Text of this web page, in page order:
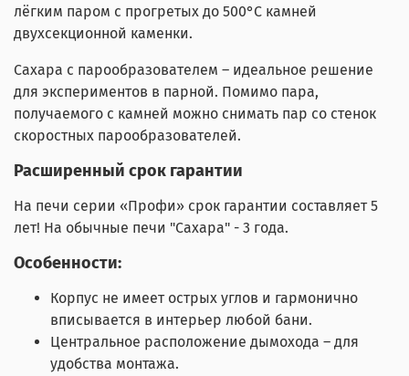
лёгким паром с прогретых до 500°С камней
двухсекционной каменки.
Сахара с парообразователем – идеальное решение
для экспериментов в парной. Помимо пара,
получаемого с камней можно снимать пар со стенок
скоростных парообразователей.
Расширенный срок гарантии
На печи серии «Профи» срок гарантии составляет 5
лет! На обычные печи "Сахара" - 3 года.
Особенности:
Корпус не имеет острых углов и гармонично
вписывается в интерьер любой бани.
Центральное расположение дымохода – для
удобства монтажа.